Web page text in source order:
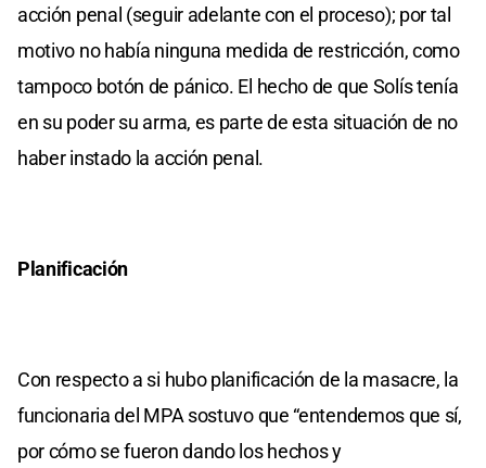
acción penal (seguir adelante con el proceso); por tal
motivo no había ninguna medida de restricción, como
tampoco botón de pánico. El hecho de que Solís tenía
en su poder su arma, es parte de esta situación de no
haber instado la acción penal.
Planificación
Con respecto a si hubo planificación de la masacre, la
funcionaria del MPA sostuvo que “entendemos que sí,
por cómo se fueron dando los hechos y